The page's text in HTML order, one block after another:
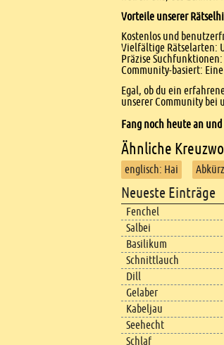
Vorteile unserer
Kostenlos und
Vielfältige Rätselarten:
Präzise
Community-basiert:
Egal, ob du ein
unserer Community bei
Fang noch heute an
Ähnliche
englisch: Hai
Footer content
Neueste Einträge
Fenchel
Salbei
Basilikum
Schnittlauch
Dill
Gelaber
Kabeljau
Seehecht
Schlaf